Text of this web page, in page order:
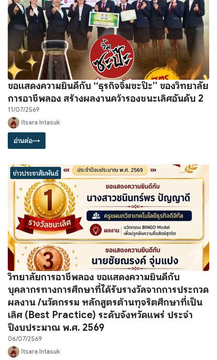
ขอแสดงความยินดีกับ “ธุรกิจจิ้มซะป๊ะ” ของวิทยาลัย
การอาชีพลอง สร้างผลงานคว้ารองชนะเลิศอันดับ 2
11/07/2569
Itsara Intasuk
อ่านต่อ→
ข่าวประชาสัมพันธ์
วิทยาลัยการอาชีพลอง ขอแสดงความยินดีกับ
บุคลากรทางการศึกษาที่ได้รับรางวัลจากการประกวด
ผลงาน /นวัตกรรม หลักสูตรต้านทุจริตศึกษาที่เป็น
เลิศ (Best Practice) ระดับจังหวัดแพร่ ประจำ
ปีงบประมาณ พ.ศ. 2569
06/07/2569
Itsara Intasuk